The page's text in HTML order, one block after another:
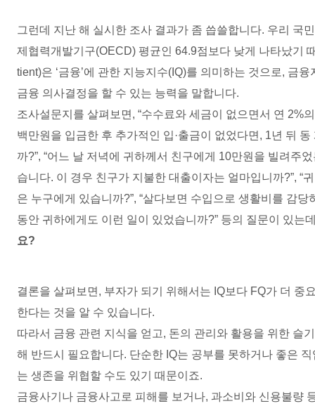
그런데 지난 해 실시한 조사 결과가 좀 씁쓸합니다. 우리 국
제협력개발기구(OECD) 평균인 64.9점보다 낮게 나타났기
tient)은 ‘금융’에 관한 지능지수(IQ)를 의미하는 것으로, 금융
금융 의사결정을 할 수 있는 능력을 말합니다.
조사설문지를 살펴보면, “수수료와 세금이 없으면서 연 2%
백만원을 입금한 후 추가적인 입 ·출금이 없었다면, 1년 뒤 동
까?”, “어느 날 저녁에 귀하께서 친구에게 10만원을 빌려주
습니다. 이 경우 친구가 지불한 대출이자는 얼마입니까?”, “
은 누구에게 있습니까?”, “살다보면 수입으로 생활비를 감당
동안 귀하에게도 이런 일이 있었습니까?” 등의 질문이 있는
요?
결론을 살펴보면 , 부자가 되기 위해서는 IQ보다 FQ가 더 중
한다는 것을 알 수 있습니다.
따라서 금융 관련 지식을 얻고, 돈의 관리와 활용을 위한 슬
해 반드시 필요합니다. 단순한 IQ는 공부를 못하거나 좋은
는 생존을 위협할 수도 있기 때문이죠.
금융사기나 금융사고로 피해를 보거나, 과소비와 신용불량